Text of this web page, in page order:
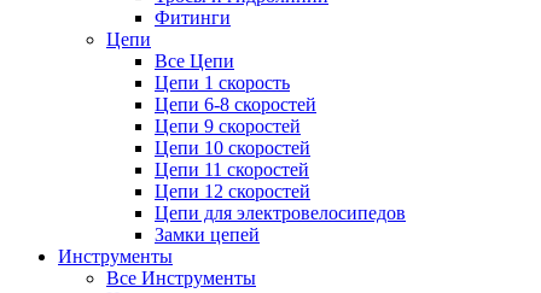
Фитинги
Цепи
Все Цепи
Цепи 1 скорость
Цепи 6-8 скоростей
Цепи 9 скоростей
Цепи 10 скоростей
Цепи 11 скоростей
Цепи 12 скоростей
Цепи для электровелосипедов
Замки цепей
Инструменты
Все Инструменты